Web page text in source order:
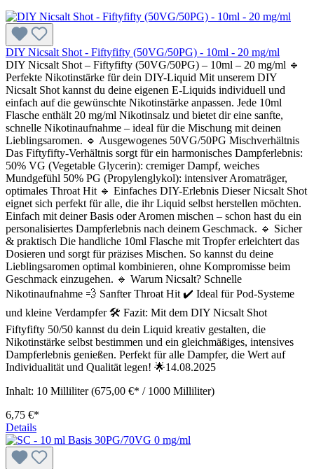
DIY Nicsalt Shot - Fiftyfifty (50VG/50PG) - 10ml - 20 mg/ml
DIY Nicsalt Shot – Fiftyfifty (50VG/50PG) – 10ml – 20 mg/ml 🔹
Perfekte Nikotinstärke für dein DIY-Liquid Mit unserem DIY
Nicsalt Shot kannst du deine eigenen E-Liquids individuell und
einfach auf die gewünschte Nikotinstärke anpassen. Jede 10ml
Flasche enthält 20 mg/ml Nikotinsalz und bietet dir eine sanfte,
schnelle Nikotinaufnahme – ideal für die Mischung mit deinen
Lieblingsaromen. 🔹 Ausgewogenes 50VG/50PG Mischverhältnis
Das Fiftyfifty-Verhältnis sorgt für ein harmonisches Dampferlebnis:
50% VG (Vegetable Glycerin): cremiger Dampf, weiches
Mundgefühl 50% PG (Propylenglykol): intensiver Aromaträger,
optimales Throat Hit 🔹 Einfaches DIY-Erlebnis Dieser Nicsalt Shot
eignet sich perfekt für alle, die ihr Liquid selbst herstellen möchten.
Einfach mit deiner Basis oder Aromen mischen – schon hast du ein
personalisiertes Dampferlebnis nach deinem Geschmack. 🔹 Sicher
& praktisch Die handliche 10ml Flasche mit Tropfer erleichtert das
Dosieren und sorgt für präzises Mischen. So kannst du deine
Lieblingsaromen optimal kombinieren, ohne Kompromisse beim
Geschmack einzugehen. 🔹 Warum Nicsalt? Schnelle
Nikotinaufnahme 💨 Sanfter Throat Hit ✔️ Ideal für Pod-Systeme
und kleine Verdampfer 🛠️ Fazit: Mit dem DIY Nicsalt Shot
Fiftyfifty 50/50 kannst du dein Liquid kreativ gestalten, die
Nikotinstärke selbst bestimmen und ein gleichmäßiges, intensives
Dampferlebnis genießen. Perfekt für alle Dampfer, die Wert auf
Individualität und Qualität legen! 🌟14.08.2025
Inhalt: 10 Milliliter(675,00 €* / 1000 Milliliter)
6,75 €*
Details